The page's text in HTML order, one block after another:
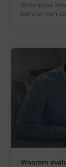
(Enterprise
beheren van
Waarom